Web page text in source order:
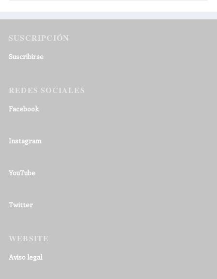
SUSCRIPCIÓN
Suscribirse
REDES SOCIALES
Facebook
Instagram
YouTube
Twitter
WEBSITE
Aviso legal